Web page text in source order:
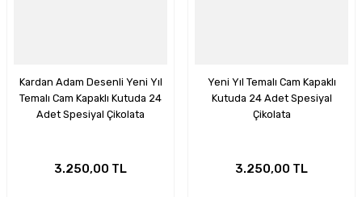
Kardan Adam Desenli Yeni Yıl
Temalı Cam Kapaklı Kutuda 24
Adet Spesiyal Çikolata
3.250,00 TL
Yeni Yıl Temalı Cam Kapaklı
Kutuda 24 Adet Spesiyal
Çikolata
3.250,00 TL